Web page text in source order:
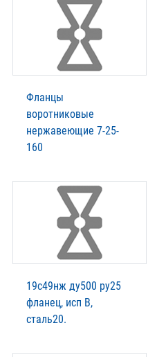
Фланцы
воротниковые
нержавеющие 7-25-
160
19с49нж ду500 ру25
фланец, исп В,
сталь20.